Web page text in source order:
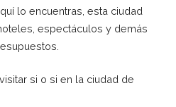
lo encuentras, esta ciudad
espectáculos y demás
si o si en la ciudad de